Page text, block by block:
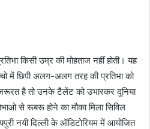
किसी उम्र की मोहताज नहीं होती। यह
में छिपी अलग-अलग तरह की प्रतिभा को
है तो उनके टैलेंट को उभारकर दुनिया
से रूबरू होने का मौका मिला सिविल
नयी दिल्ली के ऑडिटोरियम में आयोजित